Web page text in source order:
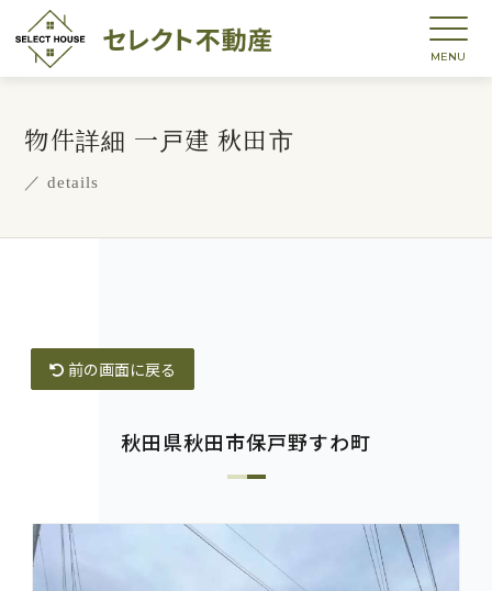
物件詳細 一戸建 秋田市
／ details
前の画面に戻る
秋田県秋田市保戸野すわ町